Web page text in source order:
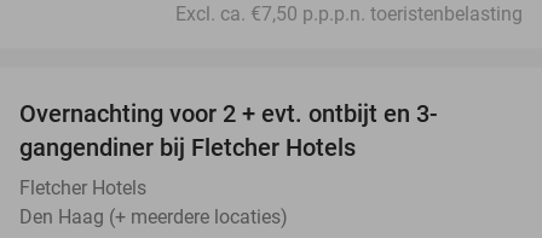
Excl. ca. €7,50 p.p.p.n. toeristenbelasting
Overnachting voor 2 + evt. ontbijt en 3-
gangendiner bij Fletcher Hotels
Fletcher Hotels
Den Haag (+ meerdere locaties)